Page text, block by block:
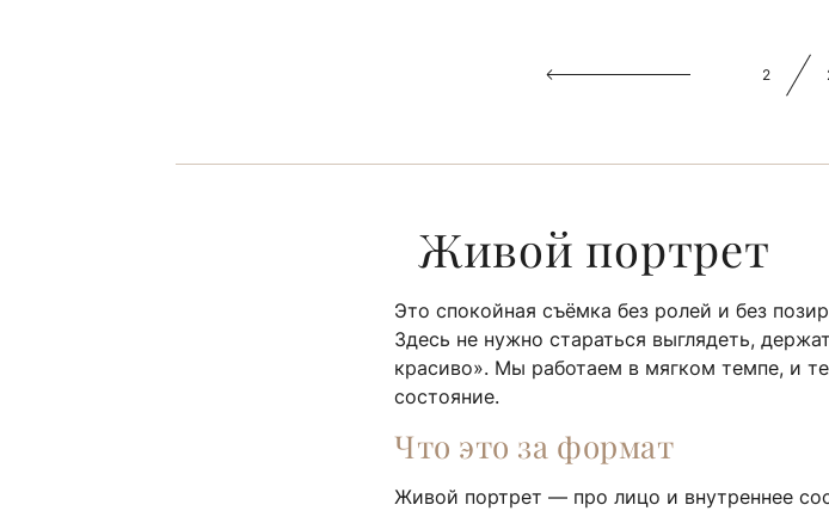
2
Живой портрет
Это спокойная съёмка без ролей и без
Здесь не нужно стараться выглядеть,
красиво». Мы работаем в мягком темпе, и
состояние.
Что это за формат
Живой портрет — про лицо и внутреннее